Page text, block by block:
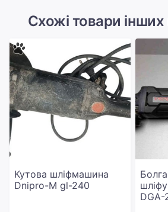
Схожі товари інших
Кутова шліфмашина
Dnipro-M gl-240
DGA-